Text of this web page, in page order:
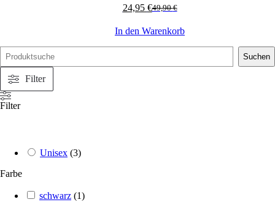
49,90€
24,95 €
In den Warenkorb
Suche
Suchen
Filter
Filter
Unisex (3)
Farbe
schwarz (1)